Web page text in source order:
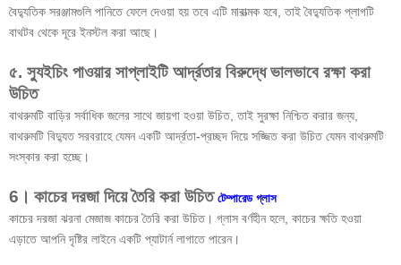
বৈদ্যুতিক সরঞ্জামগুলি পানিতে ফেলে দেওয়া হয় তবে এটি মারাত্মক হবে, তাই বৈদ্যুতিক প্লাগটি
বাথটব থেকে দূরে ইনস্টল করা আছে।
৫. স্যুইচিং পাওয়ার সাপ্লাইটি আর্দ্রতার বিরুদ্ধে ভালভাবে রক্ষা করা
উচিত
বাথরুমটি বাড়ির সর্বাধিক জলের সাথে জায়গা হওয়া উচিত, তাই সুরক্ষা নিশ্চিত করার জন্য,
বাথরুমটি বিদ্যুত সরবরাহে যেমন একটি আর্দ্রতা-প্রচ্ছদ দিয়ে সজ্জিত করা উচিত যেমন বাথরুমটি
সংস্কার করা হচ্ছে।
6। কাচের দরজা দিয়ে তৈরি করা উচিত টেম্পারেড গ্লাস
কাচের দরজা ঝরনা মেজাজ কাচের তৈরি করা উচিত। গ্লাস বর্ণহীন হলে, কাচের ক্ষতি হওয়া
এড়াতে আপনি দৃষ্টির লাইনে একটি প্যাটার্ন লাগাতে পারেন।